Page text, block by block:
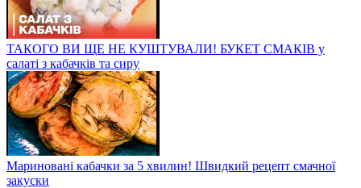
ТАКОГО ВИ ЩЕ НЕ КУШТУВАЛИ! БУКЕТ СМАКІВ у
салаті з кабачків та сиру
Мариновані кабачки за 5 хвилин! Швидкий рецепт смачної
закуски